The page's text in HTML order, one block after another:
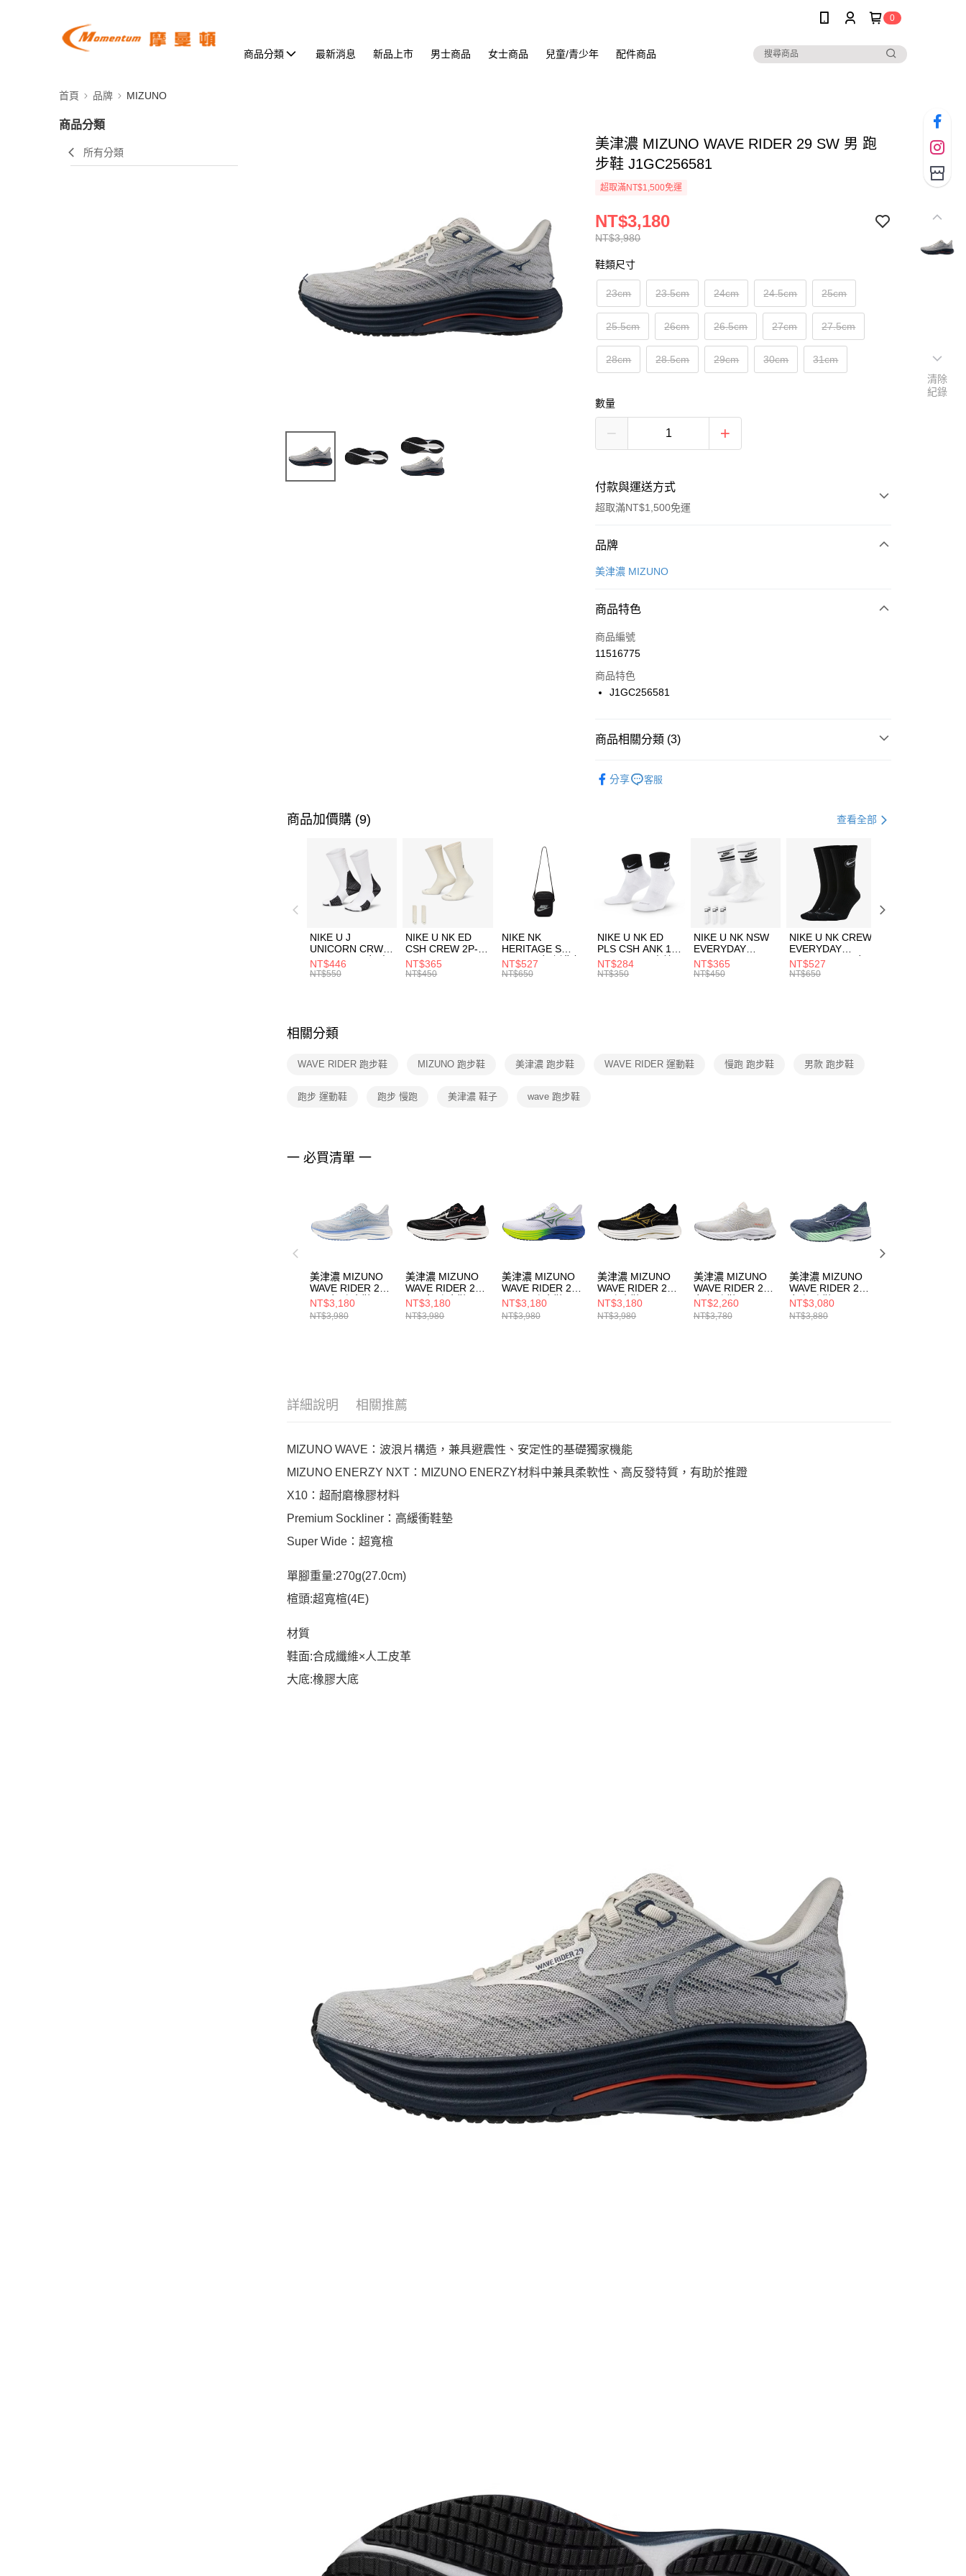
0
商品分類 最新消息 新品上市 男士商品 女士商品 兒童/青少年 配件商品
首頁 品牌 MIZUNO
商品分類
所有分類
美津濃 MIZUNO WAVE RIDER 29 SW 男 跑
步鞋 J1GC256581
超取滿NT$1,500免運
NT$3,980
NT$3,180
鞋類尺寸
23cm 23.5cm 24cm 24.5cm 25cm
25.5cm 26cm 26.5cm 27cm 27.5cm
28cm 28.5cm 29cm 30cm 31cm
數量
付款與運送方式
超取滿NT$1,500免運
付款方式
信用卡一次付款
合作金庫商業銀行
華南商業銀行
上海商業儲蓄銀行
國泰世華商業銀行
聯邦商業銀行
台新國際商業銀行
LINE Pay
Apple Pay
【關於「AFTEE先享後付」】
３．安心：先確認商品／服務後，再付款。
【「AFTEE先享後付」結帳流程】
１．於結帳方式選擇「AFTEE先享後付」後，將跳轉至「AFTEE先享後
付」結帳頁面，進行簡訊認證並確認金額後，即可完成結帳。
２．訂單成立數日內，您將收到繳費通知簡訊。
３．收到繳費通知簡訊後14天內，點擊此簡訊中的連結，可透過四大超商
／ATM／網路銀行／等多元方式進行付款，方視為交易完成。
※ 請注意：結帳手續完成當下不需立刻繳費，但若您需要取消訂單，請聯
絡購買商品的店家。未經商家同意取消之訂單仍視為有效，需透過AFTEE
先享後付繳納相關費用。
１．透過由恩沛科技股份有限公司提供之「AFTEE先享後付」服務完成之
交易，需依本服務之必要範圍內提供個人資料，並將交易相關給付款項請
形，恩沛科技股份有限公司將有權停止該用戶之使用額度並採取法律行
動。
每筆NT$100，滿NT$1,500(含以上)免運費
每筆NT$100，滿NT$1,500(含以上)免運費
付款後門市自取
每筆NT$100，滿NT$1,500(含以上)免運費
品牌
美津濃 MIZUNO
商品特色
商品編號
11516775
商品特色
J1GC256581
商品相關分類 (3)
分享 客服
商品加價購 (9) 查看全部
NIKE U J
UNICORN CRW
1PR -160 男女 中
統襪 FZ3393100
NT$446
NT$550
NIKE U NK ED
CSH CREW 2P-
144 EMBRDY 男
女 短統襪
NT$365
NT$450
NIKE NK
HERITAGE S
SMIT 男女 側背包
BA5871010
NT$527
NT$650
NIKE U NK ED
PLS CSH ANK 1P
144 DBL 男 中統
襪 DH4058104
NT$284
NT$350
NIKE U NK NSW
EVERYDAY
ESSENTIAL CR
男女 短統襪
NT$365
NT$450
NIKE U NK CREW
EVERYDAY
BBALL 3PR 男女
長統襪
NT$527
NT$650
相關分類
WAVE RIDER 跑步鞋 MIZUNO 跑步鞋 美津濃 跑步鞋 WAVE RIDER 運動鞋 慢跑 跑步鞋 男款 跑步鞋
跑步 運動鞋 跑步 慢跑 美津濃 鞋子 wave 跑步鞋
一 必買清單 一
美津濃 MIZUNO
WAVE RIDER 29
SW 女 跑步鞋
J1GD250674
NT$3,180
NT$3,980
美津濃 MIZUNO
WAVE RIDER 29
SW 女 跑步鞋
J1GD250675
NT$3,180
NT$3,980
美津濃 MIZUNO
WAVE RIDER 29
SW 男 跑步鞋
J1GC250453
NT$3,180
NT$3,980
美津濃 MIZUNO
WAVE RIDER 29
男 跑步鞋
J1GC250355
NT$3,180
NT$3,980
美津濃 MIZUNO
WAVE RIDER 26
女 慢跑鞋
J1GD220678
NT$2,260
NT$3,780
美津濃 MIZUNO
WAVE RIDER 28
女 慢跑鞋
J1GD240371
NT$3,080
NT$3,880
詳細說明 相關推薦
MIZUNO WAVE：波浪片構造，兼具避震性、安定性的基礎獨家機能
MIZUNO ENERZY NXT：MIZUNO ENERZY材料中兼具柔軟性、高反發特質，有助於推蹬
X10：超耐磨橡膠材料
Premium Sockliner：高緩衝鞋墊
Super Wide：超寬楦
單腳重量:270g(27.0cm)
楦頭:超寬楦(4E)
材質
鞋面:合成纖維×人工皮革
大底:橡膠大底
清除
紀錄